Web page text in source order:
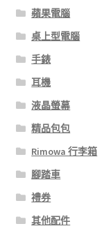
蘋果電腦
桌上型電腦
手錶
耳機
液晶螢幕
精品包包
Rimowa 行李箱
腳踏車
禮券
其他配件